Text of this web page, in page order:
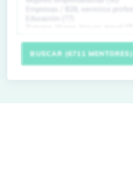
BUSCAR (6711 MENTORES)